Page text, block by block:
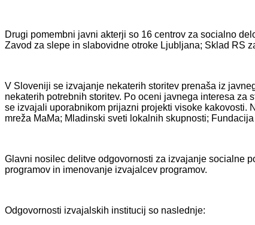
Drugi pomembni javni akterji so 16 centrov za socialno
Zavod za slepe in slabovidne otroke Ljubljana; Sklad RS
V Sloveniji se izvajanje nekaterih storitev prenaša iz
nekaterih potrebnih storitev. Po oceni javnega interesa
se izvajali uporabnikom prijazni projekti visoke kakovosti.
mreža MaMa; Mladinski sveti lokalnih skupnosti;
Glavni nosilec delitve odgovornosti za izvajanje socialne
programov in imenovanje izvajalcev programov.
Odgovornosti izvajalskih institucij so naslednje: